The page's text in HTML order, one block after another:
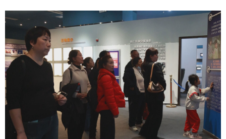
黔西南
地方频道
天津 河北 山西
吉林 上海 江苏
福建 江西